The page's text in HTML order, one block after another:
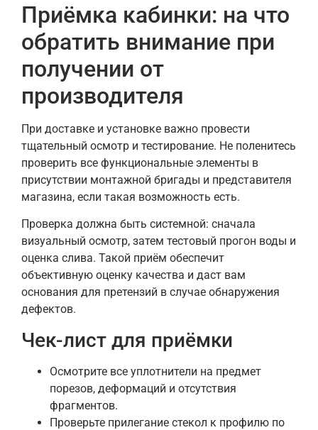
Приёмка кабинки: на что
обратить внимание при
получении от
производителя
При доставке и установке важно провести
тщательный осмотр и тестирование. Не поленитесь
проверить все функциональные элементы в
присутствии монтажной бригады и представителя
магазина, если такая возможность есть.
Проверка должна быть системной: сначала
визуальный осмотр, затем тестовый прогон воды и
оценка слива. Такой приём обеспечит
объективную оценку качества и даст вам
основания для претензий в случае обнаружения
дефектов.
Чек-лист для приёмки
Осмотрите все уплотнители на предмет
порезов, деформаций и отсутствия
фрагментов.
Проверьте прилегание стекол к профилю по